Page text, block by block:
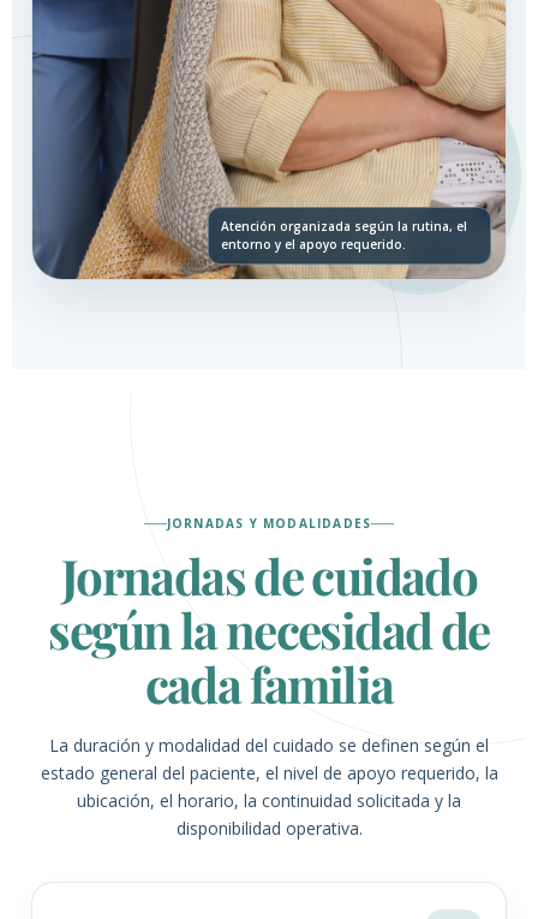
Atención organizada según la rutina, el
entorno y el apoyo requerido.
JORNADAS Y MODALIDADES
Jornadas de cuidado
según la necesidad de
cada familia
La duración y modalidad del cuidado se definen según el
estado general del paciente, el nivel de apoyo requerido, la
ubicación, el horario, la continuidad solicitada y la
disponibilidad operativa.